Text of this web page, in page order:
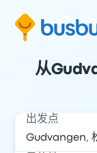
从
出发点